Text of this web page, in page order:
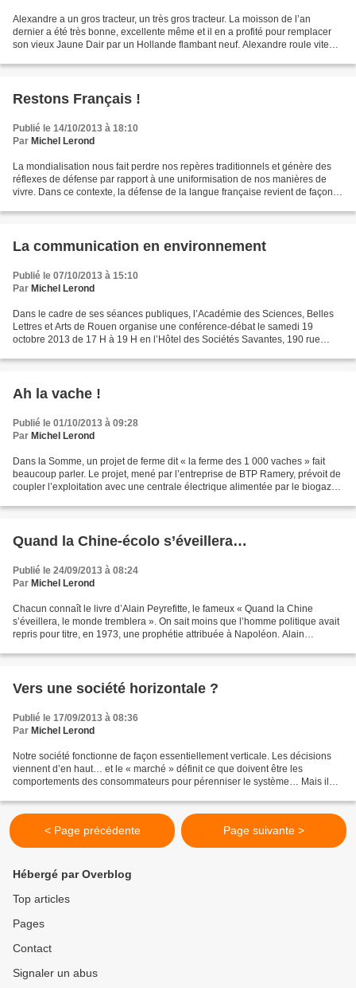
Alexandre a un gros tracteur, un très gros tracteur. La moisson de l’an
dernier a été très bonne, excellente même et il en a profité pour remplacer
son vieux Jaune Dair par un Hollande flambant neuf. Alexandre roule vite
Restons Français !
Publié le 14/10/2013 à 18:10
Par Michel Lerond
La mondialisation nous fait perdre nos repères traditionnels et génère des
réflexes de défense par rapport à une uniformisation de nos manières de
vivre. Dans ce contexte, la défense de la langue française revient de façon
La communication en environnement
Publié le 07/10/2013 à 15:10
Par Michel Lerond
Dans le cadre de ses séances publiques, l’Académie des Sciences, Belles
Lettres et Arts de Rouen organise une conférence-débat le samedi 19
octobre 2013 de 17 H à 19 H en l’Hôtel des Sociétés Savantes, 190 rue
Ah la vache !
Publié le 01/10/2013 à 09:28
Par Michel Lerond
Dans la Somme, un projet de ferme dit « la ferme des 1 000 vaches » fait
beaucoup parler. Le projet, mené par l’entreprise de BTP Ramery, prévoit de
coupler l’exploitation avec une centrale électrique alimentée par le biogaz
Quand la Chine-écolo s’éveillera…
Publié le 24/09/2013 à 08:24
Par Michel Lerond
Chacun connaît le livre d’Alain Peyrefitte, le fameux « Quand la Chine
s’éveillera, le monde tremblera ». On sait moins que l’homme politique avait
repris pour titre, en 1973, une prophétie attribuée à Napoléon. Alain
Vers une société horizontale ?
Publié le 17/09/2013 à 08:36
Par Michel Lerond
Notre société fonctionne de façon essentiellement verticale. Les décisions
viennent d’en haut… et le « marché » définit ce que doivent être les
comportements des consommateurs pour pérenniser le système… Mais il
< Page précédente Page suivante >
Hébergé par Overblog
Top articles
Pages
Contact
Signaler un abus